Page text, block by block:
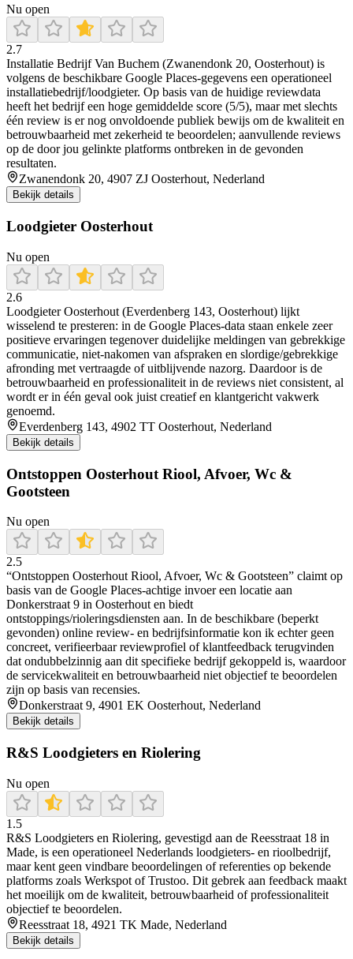
Nu open
2.7
Installatie Bedrijf Van Buchem (Zwanendonk 20, Oosterhout) is
volgens de beschikbare Google Places-gegevens een operationeel
installatiebedrijf/loodgieter. Op basis van de huidige reviewdata
heeft het bedrijf een hoge gemiddelde score (5/5), maar met slechts
één review is er nog onvoldoende publiek bewijs om de kwaliteit en
betrouwbaarheid met zekerheid te beoordelen; aanvullende reviews
op de door jou gelinkte platforms ontbreken in de gevonden
resultaten.
Zwanendonk 20, 4907 ZJ Oosterhout, Nederland
Bekijk details
Loodgieter Oosterhout
Nu open
2.6
Loodgieter Oosterhout (Everdenberg 143, Oosterhout) lijkt
wisselend te presteren: in de Google Places-data staan enkele zeer
positieve ervaringen tegenover duidelijke meldingen van gebrekkige
communicatie, niet-nakomen van afspraken en slordige/gebrekkige
afronding met vertraagde of uitblijvende nazorg. Daardoor is de
betrouwbaarheid en professionaliteit in de reviews niet consistent, al
wordt er in één geval ook juist creatief en klantgericht vakwerk
genoemd.
Everdenberg 143, 4902 TT Oosterhout, Nederland
Bekijk details
Ontstoppen Oosterhout Riool, Afvoer, Wc &
Gootsteen
Nu open
2.5
“Ontstoppen Oosterhout Riool, Afvoer, Wc & Gootsteen” claimt op
basis van de Google Places-achtige invoer een locatie aan
Donkerstraat 9 in Oosterhout en biedt
ontstoppings/rioleringsdiensten aan. In de beschikbare (beperkt
gevonden) online review- en bedrijfsinformatie kon ik echter geen
concreet, verifieerbaar reviewprofiel of klantfeedback terugvinden
dat ondubbelzinnig aan dit specifieke bedrijf gekoppeld is, waardoor
de servicekwaliteit en betrouwbaarheid niet objectief te beoordelen
zijn op basis van recensies.
Donkerstraat 9, 4901 EK Oosterhout, Nederland
Bekijk details
R&S Loodgieters en Riolering
Nu open
1.5
R&S Loodgieters en Riolering, gevestigd aan de Reesstraat 18 in
Made, is een operationeel Nederlands loodgieters- en rioolbedrijf,
maar kent geen vindbare beoordelingen of referenties op bekende
platforms zoals Werkspot of Trustoo. Dit gebrek aan feedback maakt
het moeilijk om de kwaliteit, betrouwbaarheid of professionaliteit
objectief te beoordelen.
Reesstraat 18, 4921 TK Made, Nederland
Bekijk details